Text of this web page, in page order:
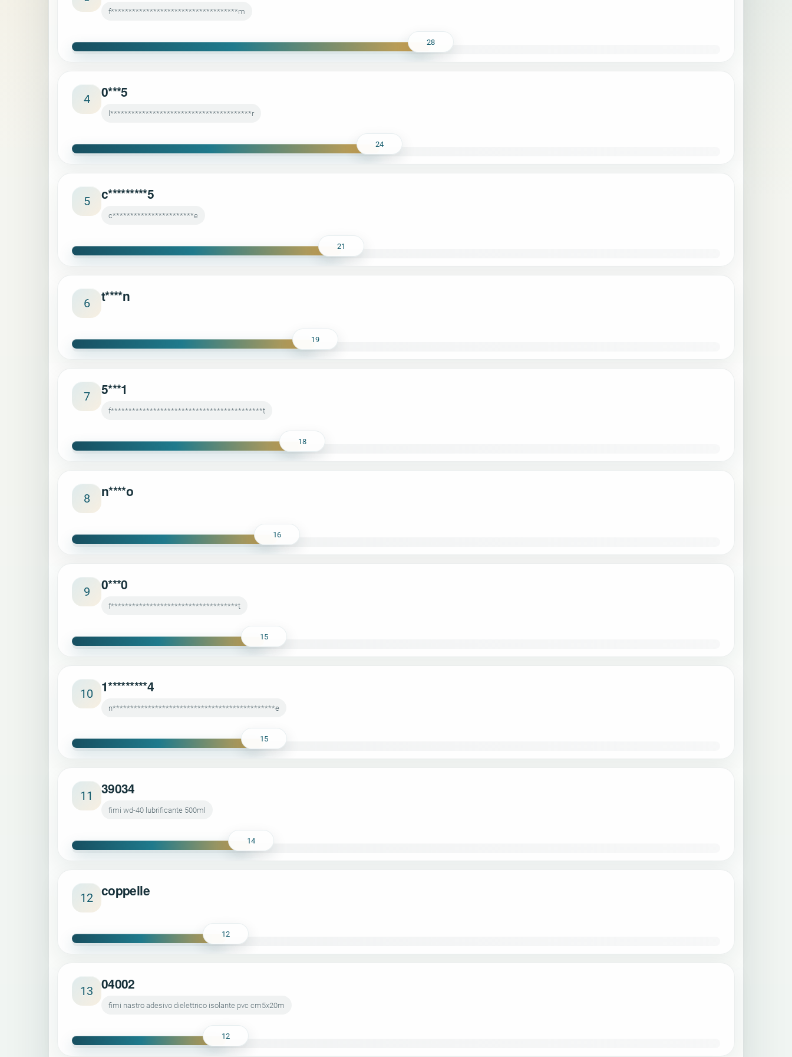
f************************************m
28
4 0***5
l****************************************r
24
5 c*********5
c***********************e
21
6 t****n
19
7 5***1
f*******************************************t
18
8 n****o
16
9 0***0
f************************************t
15
10 1*********4
n**********************************************e
15
11 39034
fimi wd-40 lubrificante 500ml
14
12 coppelle
12
13 04002
fimi nastro adesivo dielettrico isolante pvc cm5x20m
12